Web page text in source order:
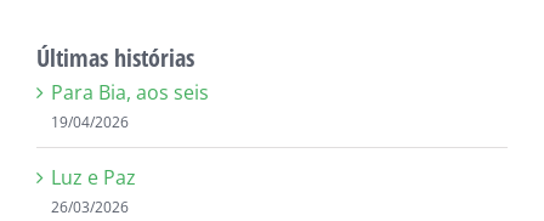
Últimas histórias
Para Bia, aos seis
19/04/2026
Luz e Paz
26/03/2026